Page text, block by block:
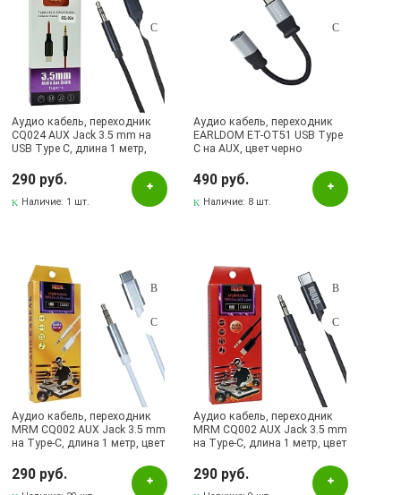
Аудио кабель, переходник
CQ024 AUX Jack 3.5 mm на
USB Type C, длина 1 метр,
290 руб.
Наличие: 1 шт.
Аудио кабель, переходник
EARLDOM ET-OT51 USB Type
С на AUX, цвет черно
490 руб.
Наличие: 8 шт.
Аудио кабель, переходник
MRM CQ002 AUX Jack 3.5 mm
на Type-C, длина 1 метр, цвет
290 руб.
Аудио кабель, переходник
MRM CQ002 AUX Jack 3.5 mm
на Type-C, длина 1 метр, цвет
290 руб.